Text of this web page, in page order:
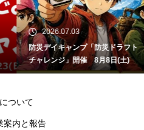
2026.07.03
防災デイキャンプ「防災ドラフト
チャレンジ」開催 8月8日(土)
ついて
案内と報告